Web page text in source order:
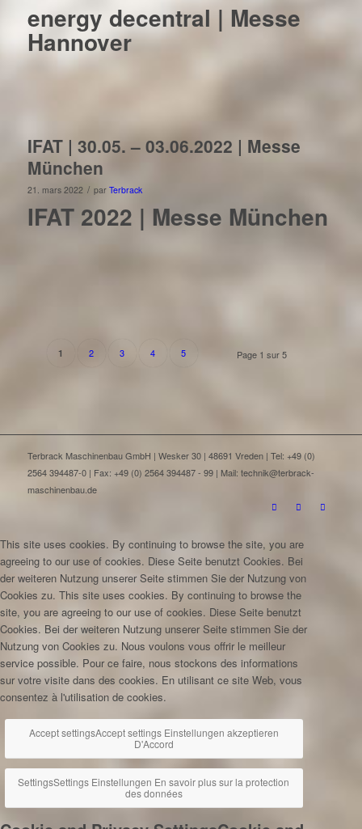
energy decentral | Messe
Hannover
IFAT | 30.05. – 03.06.2022 | Messe
München
21. mars 2022 / par Terbrack
IFAT 2022 | Messe München
Page 1 sur 5
1 2 3 4 5
Terbrack Maschinenbau GmbH | Wesker 30 | 48691 Vreden | Tel: +49 (0)
2564 394487-0 | Fax: +49 (0) 2564 394487 - 99 | Mail: technik@terbrack-
maschinenbau.de
This site uses cookies. By continuing to browse the site, you are
agreeing to our use of cookies. Diese Seite benutzt Cookies. Bei
der weiteren Nutzung unserer Seite stimmen Sie der Nutzung von
Cookies zu. This site uses cookies. By continuing to browse the
site, you are agreeing to our use of cookies. Diese Seite benutzt
Cookies. Bei der weiteren Nutzung unserer Seite stimmen Sie der
Nutzung von Cookies zu. Nous voulons vous offrir le meilleur
service possible. Pour ce faire, nous stockons des informations
sur votre visite dans des cookies. En utilisant ce site Web, vous
consentez à l'utilisation de cookies.
Accept settingsAccept settings Einstellungen akzeptieren
D'Accord
SettingsSettings Einstellungen En savoir plus sur la protection
des données